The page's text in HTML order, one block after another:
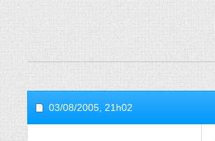
03/08/2005, 21h02